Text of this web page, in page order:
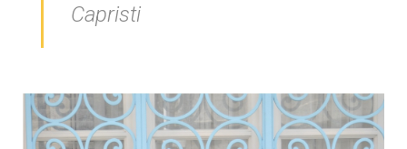
Capristi